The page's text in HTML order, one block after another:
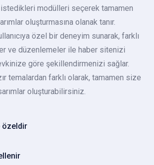
istedikleri modülleri seçerek tamamen
oluşturmasına olanak tanır.
özel bir deneyim sunarak, farklı
ve düzenlemeler ile haber sitenizi
göre şekillendirmenizi sağlar.
temalardan farklı olarak, tamamen size
oluşturabilirsiniz.
özeldir